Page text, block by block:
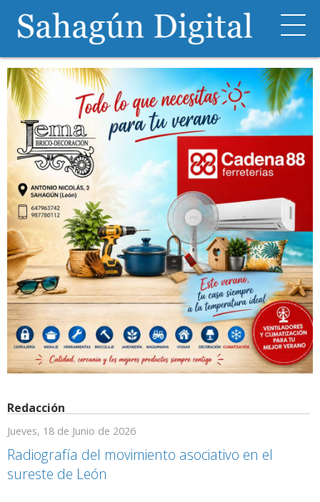
Redacción
Jueves, 18 de Junio de 2026
Radiografía del movimiento asociativo en el
sureste de León